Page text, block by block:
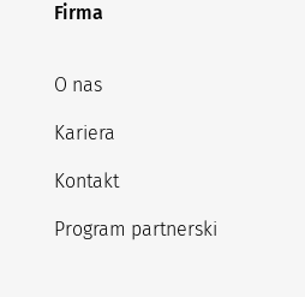
Firma
O nas
Kariera
Kontakt
Program partnerski